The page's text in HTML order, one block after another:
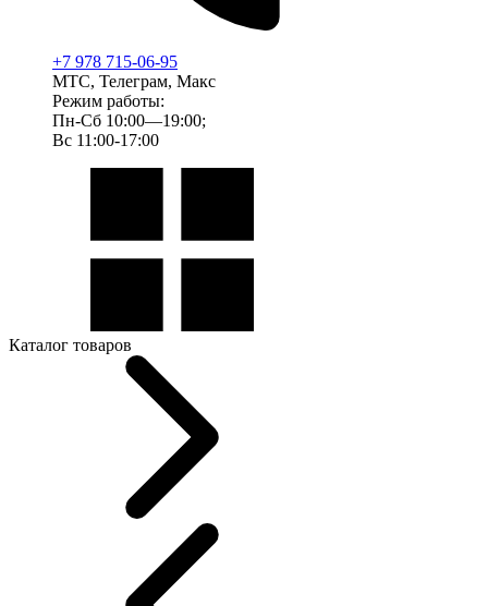
+7 978 715-06-95
МТС, Телеграм, Макс
Режим работы:
Пн-Сб 10:00—19:00;
Вс 11:00-17:00
Каталог товаров